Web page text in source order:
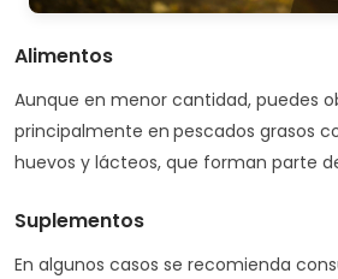
Alimentos
Aunque en menor cantidad, puedes
principalmente en pescados grasos
huevos y lácteos, que forman parte
Suplementos
En algunos casos se recomienda